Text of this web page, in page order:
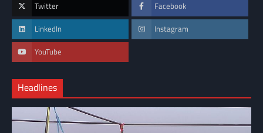
Twitter Facebook
LinkedIn Instagram
YouTube
Headlines